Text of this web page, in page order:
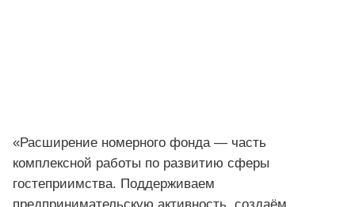
«Расширение номерного фонда — часть
комплексной работы по развитию сферы
гостеприимства. Поддерживаем